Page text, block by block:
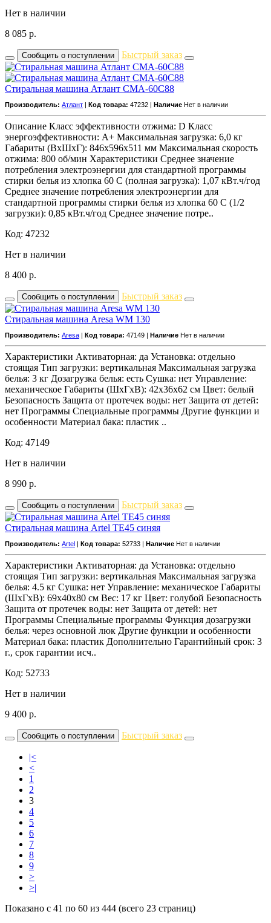
Нет в наличии
8 085 р.
Сообщить о поступлении Быстрый заказ
Стиральная машина Атлант СМА-60С88
Производитель: Атлант Код товара: 47232 | Наличие Нет в наличии
Описание Класс эффективности отжима: D Класс
энергоэффективности: A+ Максимальная загрузка: 6,0 кг
Габариты (ВхШхГ): 846x596x511 мм Максимальная скорость
отжима: 800 об/мин Характеристики Среднее значение
потребления электроэнергии для стандартной программы
стирки белья из хлопка 60 С (полная загрузка): 1,07 кВт.ч/год
Среднее значение потребления электроэнергии для
стандартной программы стирки белья из хлопка 60 С (1/2
загрузки): 0,85 кВт.ч/год Среднее значение потре..
Код: 47232
Нет в наличии
8 400 р.
Сообщить о поступлении Быстрый заказ
Стиральная машина Aresa WM 130
Производитель: Aresa Код товара: 47149 | Наличие Нет в наличии
Характеристики Активаторная: да Установка: отдельно
стоящая Тип загрузки: вертикальная Максимальная загрузка
белья: 3 кг Дозагрузка белья: есть Сушка: нет Управление:
механическое Габариты (ШxГxВ): 42x36x62 см Цвет: белый
Безопасность Защита от протечек воды: нет Защита от детей:
нет Программы Специальные программы Другие функции и
особенности Материал бака: пластик ..
Код: 47149
Нет в наличии
8 990 р.
Сообщить о поступлении Быстрый заказ
Стиральная машина Artel TE45 синяя
Производитель: Artel Код товара: 52733 | Наличие Нет в наличии
Характеристики Активаторная: да Установка: отдельно
стоящая Тип загрузки: вертикальная Максимальная загрузка
белья: 4.5 кг Сушка: нет Управление: механическое Габариты
(ШxГxВ): 69x40x80 см Вес: 17 кг Цвет: голубой Безопасность
Защита от протечек воды: нет Защита от детей: нет
Программы Специальные программы Функция дозагрузки
белья: через основной люк Другие функции и особенности
Материал бака: пластик Дополнительно Гарантийный срок: 3
г., срок гарантии исч..
Код: 52733
Нет в наличии
9 400 р.
Сообщить о поступлении Быстрый заказ
|<
<
1
2
3
4
5
6
7
8
9
>
>|
Показано с 41 по 60 из 444 (всего 23 страниц)